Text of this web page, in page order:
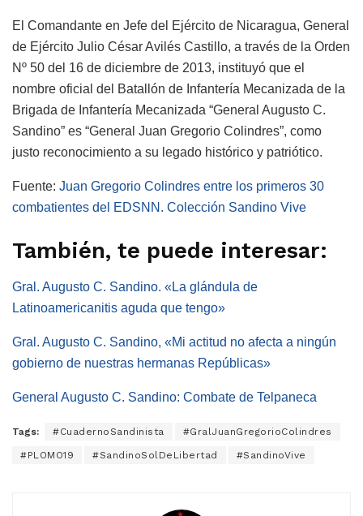
El Comandante en Jefe del Ejército de Nicaragua, General
de Ejército Julio César Avilés Castillo, a través de la Orden
Nº 50 del 16 de diciembre de 2013, instituyó que el
nombre oficial del Batallón de Infantería Mecanizada de la
Brigada de Infantería Mecanizada “General Augusto C.
Sandino” es “General Juan Gregorio Colindres”, como
justo reconocimiento a su legado histórico y patriótico.
Fuente: Juan Gregorio Colindres entre los primeros 30
combatientes del EDSNN. Colección Sandino Vive
También, te puede interesar:
Gral. Augusto C. Sandino. «La glándula de
Latinoamericanitis aguda que tengo»
Gral. Augusto C. Sandino, «Mi actitud no afecta a ningún
gobierno de nuestras hermanas Repúblicas»
General Augusto C. Sandino: Combate de Telpaneca
Tags: #CuadernoSandinista #GralJuanGregorioColindres
#PLOMO19 #SandinoSolDeLibertad #SandinoVive